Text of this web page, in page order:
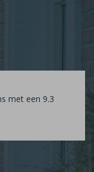
met een 9.3